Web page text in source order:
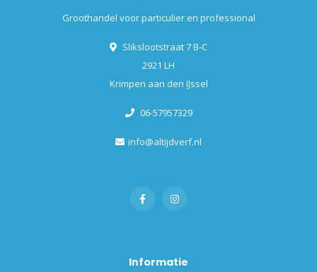
Groothandel voor particulier en professional
Slikslootstraat 7 B-C
2921 LH
Krimpen aan den IJssel
06-57957329
info@altijdverf.nl
Informatie